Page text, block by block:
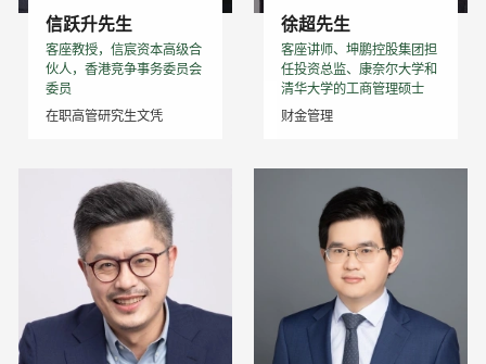
信跃升先生
客座教授，信宸资本高级合
伙人，香港竞争事务委员会
委员
在职高管研究生文凭
徐超先生
客座讲师、坤鹏控股集团担
任投资总监、康奈尔大学和
清华大学的工商管理硕士
财金管理